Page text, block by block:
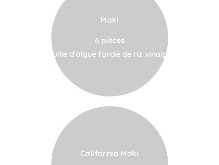
Maki
6 pièces
Feuille d'algue farcie de riz vinaigré
VOIR LA CARTE
California Maki